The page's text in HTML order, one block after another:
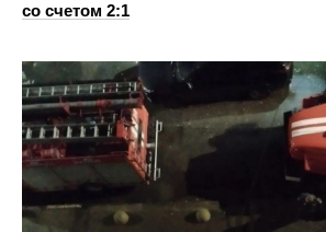
со счетом 2:1